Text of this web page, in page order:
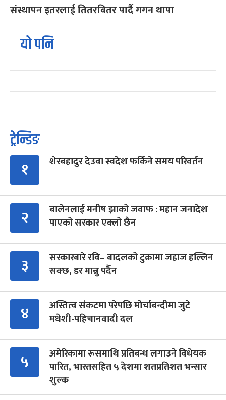
संस्थापन इतरलाई तितरबितर पार्दै गगन थापा
यो पनि
ट्रेन्डिङ
१ शेरबहादुर देउवा स्वदेश फर्किने समय परिवर्तन
२
बालेनलाई मनीष झाको जवाफ : महान जनादेश
पाएको सरकार एक्लो छैन
३
सरकारबारे रवि– बादलको टुक्रामा जहाज हल्लिन
सक्छ, डर मान्नु पर्दैन
४
अस्तित्व संकटमा परेपछि मोर्चाबन्दीमा जुटे
मधेशी-पहिचानवादी दल
५
अमेरिकामा रूसमाथि प्रतिबन्ध लगाउने विधेयक
पारित, भारतसहित ५ देशमा शतप्रतिशत भन्सार
शुल्क